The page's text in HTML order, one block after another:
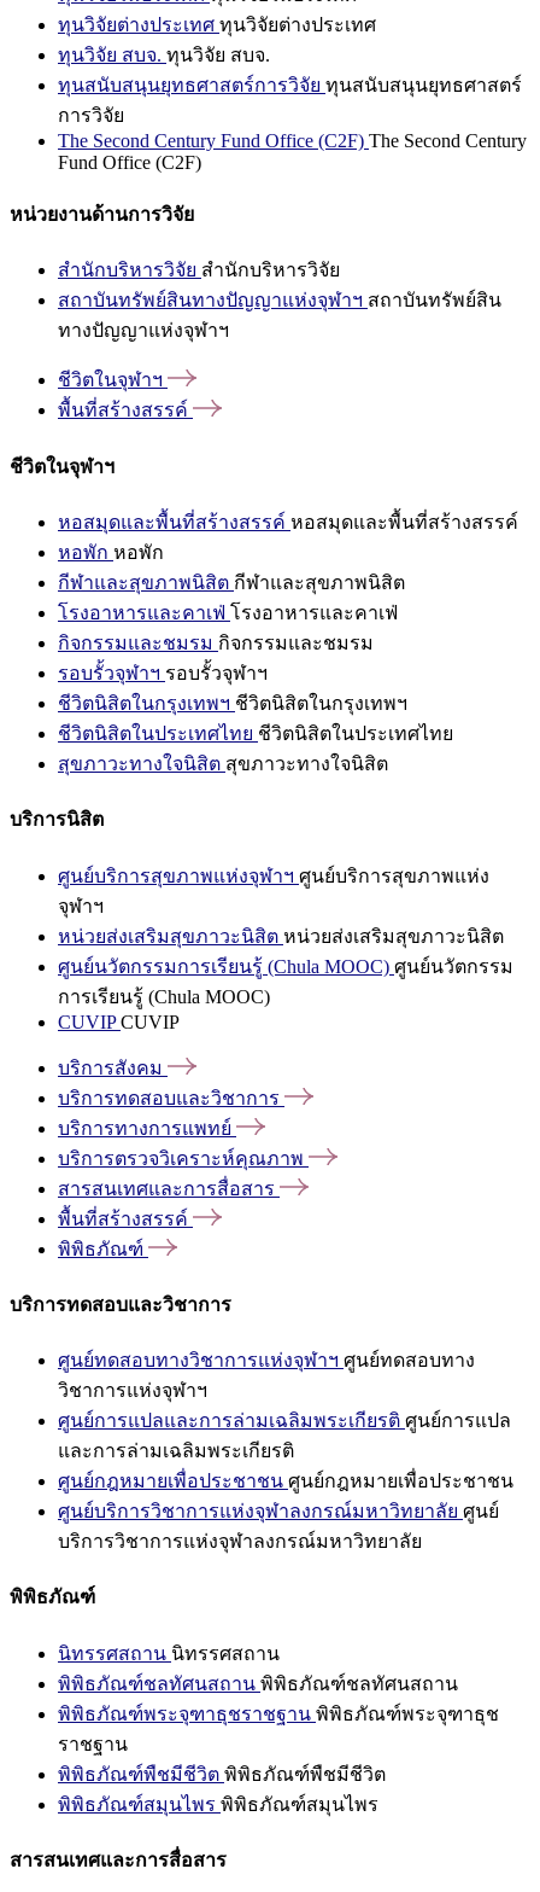
ทุนวิจัยต่างประเทศ ทุนวิจัยต่างประเทศ
ทุนวิจัย สบจ. ทุนวิจัย สบจ.
ทุนสนับสนุนยุทธศาสตร์การวิจัย ทุนสนับสนุนยุทธศาสตร์
การวิจัย
The Second Century Fund Office (C2F) The Second Century
Fund Office (C2F)
หน่วยงานด้านการวิจัย
สำนักบริหารวิจัย สำนักบริหารวิจัย
สถาบันทรัพย์สินทางปัญญาแห่งจุฬาฯ สถาบันทรัพย์สิน
ทางปัญญาแห่งจุฬาฯ
ชีวิตในจุฬาฯ
พื้นที่สร้างสรรค์
ชีวิตในจุฬาฯ
หอสมุดและพื้นที่สร้างสรรค์ หอสมุดและพื้นที่สร้างสรรค์
หอพัก หอพัก
กีฬาและสุขภาพนิสิต กีฬาและสุขภาพนิสิต
โรงอาหารและคาเฟ่ โรงอาหารและคาเฟ่
กิจกรรมและชมรม กิจกรรมและชมรม
รอบรั้วจุฬาฯ รอบรั้วจุฬาฯ
ชีวิตนิสิตในกรุงเทพฯ ชีวิตนิสิตในกรุงเทพฯ
ชีวิตนิสิตในประเทศไทย ชีวิตนิสิตในประเทศไทย
สุขภาวะทางใจนิสิต สุขภาวะทางใจนิสิต
บริการนิสิต
ศูนย์บริการสุขภาพแห่งจุฬาฯ ศูนย์บริการสุขภาพแห่ง
จุฬาฯ
หน่วยส่งเสริมสุขภาวะนิสิต หน่วยส่งเสริมสุขภาวะนิสิต
ศูนย์นวัตกรรมการเรียนรู้ (Chula MOOC) ศูนย์นวัตกรรม
การเรียนรู้ (Chula MOOC)
CUVIPCUVIP
บริการสังคม
บริการทดสอบและวิชาการ
บริการทางการแพทย์
บริการตรวจวิเคราะห์คุณภาพ
สารสนเทศและการสื่อสาร
พื้นที่สร้างสรรค์
พิพิธภัณฑ์
บริการทดสอบและวิชาการ
ศูนย์ทดสอบทางวิชาการแห่งจุฬาฯ ศูนย์ทดสอบทาง
วิชาการแห่งจุฬาฯ
ศูนย์การแปลและการล่ามเฉลิมพระเกียรติ ศูนย์การแปล
และการล่ามเฉลิมพระเกียรติ
ศูนย์กฎหมายเพื่อประชาชน ศูนย์กฎหมายเพื่อประชาชน
ศูนย์บริการวิชาการแห่งจุฬาลงกรณ์มหาวิทยาลัย ศูนย์
บริการวิชาการแห่งจุฬาลงกรณ์มหาวิทยาลัย
พิพิธภัณฑ์
นิทรรศสถาน นิทรรศสถาน
พิพิธภัณฑ์ชลทัศนสถาน พิพิธภัณฑ์ชลทัศนสถาน
พิพิธภัณฑ์พระจุฑาธุชราชฐาน พิพิธภัณฑ์พระจุฑาธุช
ราชฐาน
พิพิธภัณฑ์พืชมีชีวิต พิพิธภัณฑ์พืชมีชีวิต
พิพิธภัณฑ์สมุนไพร พิพิธภัณฑ์สมุนไพร
สารสนเทศและการสื่อสาร